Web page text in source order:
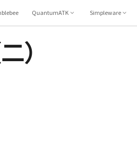
QuantumATK Simpleware
）